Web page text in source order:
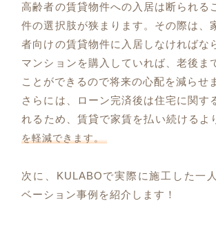
高齢者の賃貸物件への入居は断られる
件の選択肢が狭まります。その際は、
者向けの賃貸物件に入居しなければな
マンションを購入していれば、老後ま
ことができるので将来の心配を減らせ
さらには、ローン完済後は住宅に関す
れるため、賃貸で家賃を払い続けるよ
を軽減できます。
次に、KULABOで実際に施工した一
ベーション事例を紹介します！